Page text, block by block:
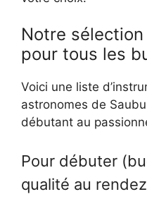
Notre
pour tous les
Voici une liste
astronomes de
débutant au
Pour débuter
qualité au